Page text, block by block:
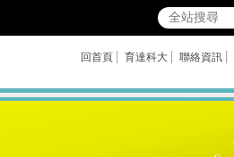
回首頁 育達科大 聯絡資訊